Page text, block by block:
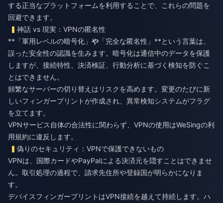
する正当なプラットフォームを利用することで、これらの問題を
回避できます。
神話 vs 現実：VPNの匿名性
**「軍用レベルの暗号化」 や 「完全な匿名性」**という言葉は、
誤った安全性の認識を生みます。暗号化は通信中のデータを保護
しますが、接続特性、決済検証、行動分析に基づく検知を防ぐこ
とはできません。
頻繁なサーバーの切り替えはリスクを高めます。変更のたびに新
しいフィンガープリントが作成され、異常検知システムがフラグ
を立てます。
VPNサービス自体の合法性に関わらず、VPNの使用はWeSingの利
用規約に違反します。
偽りのセキュリティ：VPNで保護できないもの
VPNは、国際カードやPayPalによる決済元を隠すことはできませ
ん。取引処理の過程で、請求先住所や登録国が明らかになりま
す。
デバイスフィンガープリントはVPN接続を越えて持続します。ハ